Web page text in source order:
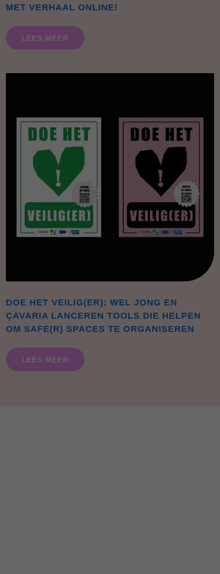
MET VERHAAL ONLINE!
LEES MEER
DOE HET VEILIG(ER): WEL JONG EN
ÇAVARIA LANCEREN TOOLS DIE HELPEN
OM SAFE(R) SPACES TE ORGANISEREN
LEES MEER